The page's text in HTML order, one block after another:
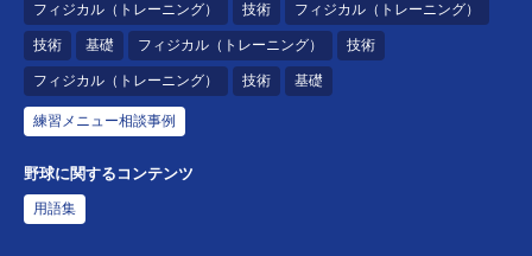
フィジカル（トレーニング） 技術 フィジカル（トレーニング）
技術 基礎 フィジカル（トレーニング） 技術
フィジカル（トレーニング） 技術 基礎
練習メニュー相談事例
野球に関するコンテンツ
用語集